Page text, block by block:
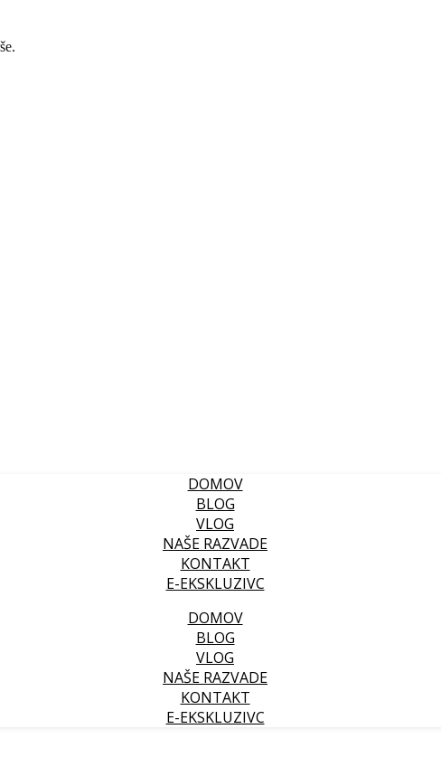
DOMOV
BLOG
VLOG
NAŠE RAZVADE
KONTAKT
E-EKSKLUZIVC
DOMOV
BLOG
VLOG
NAŠE RAZVADE
KONTAKT
E-EKSKLUZIVC